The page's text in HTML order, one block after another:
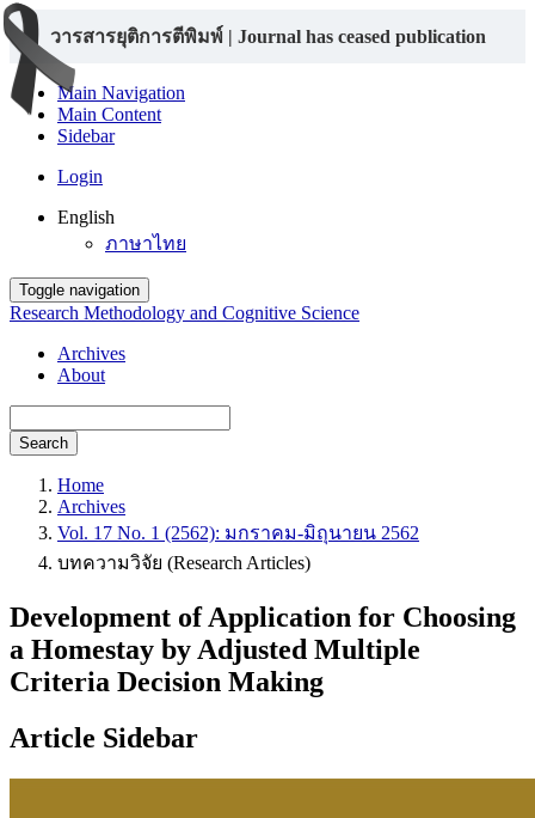
วารสารยุติการตีพิมพ์ | Journal has ceased publication
Main Navigation
Main Content
Sidebar
Login
English
ภาษาไทย
Toggle navigation
Research Methodology and Cognitive Science
Archives
About
Search
Home
Archives
Vol. 17 No. 1 (2562): มกราคม-มิถุนายน 2562
บทความวิจัย (Research Articles)
Development of Application for Choosing
a Homestay by Adjusted Multiple
Criteria Decision Making
Article Sidebar